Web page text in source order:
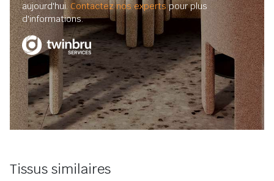
aujourd'hui.Contactez nos expertspour plus
d'informations.
Tissus similaires